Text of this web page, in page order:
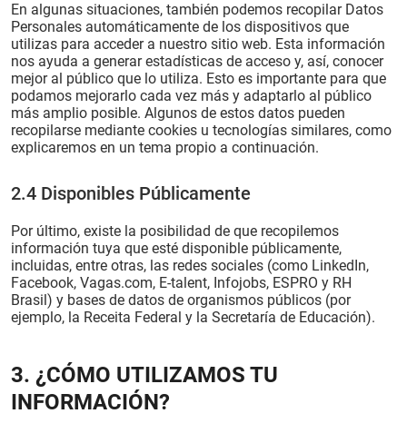
En algunas situaciones, también podemos recopilar Datos
Personales automáticamente de los dispositivos que
utilizas para acceder a nuestro sitio web. Esta información
nos ayuda a generar estadísticas de acceso y, así, conocer
mejor al público que lo utiliza. Esto es importante para que
podamos mejorarlo cada vez más y adaptarlo al público
más amplio posible. Algunos de estos datos pueden
recopilarse mediante cookies u tecnologías similares, como
explicaremos en un tema propio a continuación.
2.4 Disponibles Públicamente
Por último, existe la posibilidad de que recopilemos
información tuya que esté disponible públicamente,
incluidas, entre otras, las redes sociales (como LinkedIn,
Facebook, Vagas.com, E-talent, Infojobs, ESPRO y RH
Brasil) y bases de datos de organismos públicos (por
ejemplo, la Receita Federal y la Secretaría de Educación).
3. ¿CÓMO UTILIZAMOS TU
INFORMACIÓN?